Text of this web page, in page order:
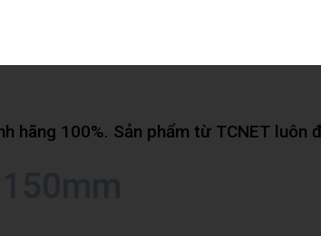
hãng 100%. Sản phẩm từ TCNET